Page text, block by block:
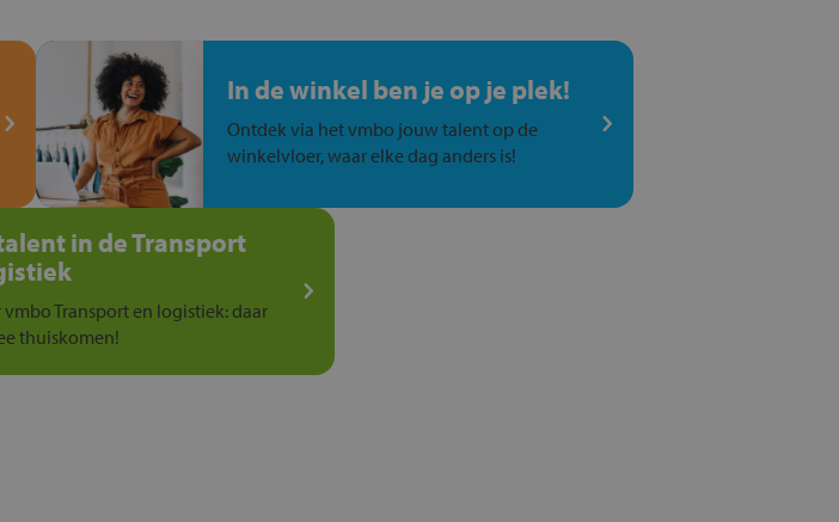
In de winkel ben je op je plek!
Ontdek via het vmbo jouw talent op de
winkelvloer, waar elke dag anders is!
in de Transport
vmbo Transport en logistiek: daar
thuiskomen!